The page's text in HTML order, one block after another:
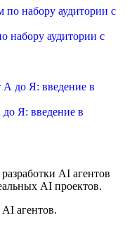
набору аудитории с
Я: введение в
AI агентов
AI проектов.
агентов.